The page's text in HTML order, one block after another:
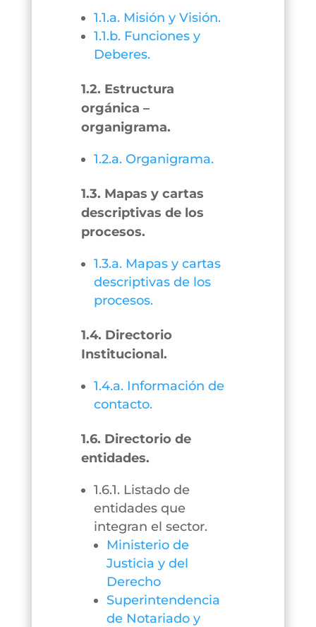
1.1.a. Misión y Visión.
1.1.b. Funciones y
Deberes.
1.2. Estructura
orgánica –
organigrama.
1.2.a. Organigrama.
1.3. Mapas y cartas
descriptivas de los
procesos.
1.3.a. Mapas y cartas
descriptivas de los
procesos.
1.4. Directorio
Institucional.
1.4.a. Información de
contacto.
1.6. Directorio de
entidades.
1.6.1. Listado de
entidades que
integran el sector.
Ministerio de
Justicia y del
Derecho
Superintendencia
de Notariado y